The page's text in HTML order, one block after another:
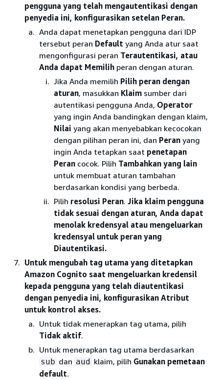
pengguna yang telah mengautentikasi dengan
penyedia ini, konfigurasikan setelan Peran.
Anda dapat menetapkan pengguna dari IDP
tersebut peran Default yang Anda atur saat
mengonfigurasi peran Terautentikasi, atau
Anda dapat Memilih peran dengan aturan.
Jika Anda memilih Pilih peran dengan
aturan, masukkan Klaim sumber dari
autentikasi pengguna Anda, Operator
yang ingin Anda bandingkan dengan klaim,
Nilai yang akan menyebabkan kecocokan
dengan pilihan peran ini, dan Peran yang
ingin Anda tetapkan saat penetapan
Peran cocok. Pilih Tambahkan yang lain
untuk membuat aturan tambahan
berdasarkan kondisi yang berbeda.
Pilih resolusi Peran. Jika klaim pengguna
tidak sesuai dengan aturan, Anda dapat
menolak kredensyal atau mengeluarkan
kredensyal untuk peran yang
Diautentikasi.
Untuk mengubah tag utama yang ditetapkan
Amazon Cognito saat mengeluarkan kredensil
kepada pengguna yang telah diautentikasi
dengan penyedia ini, konfigurasikan Atribut
untuk kontrol akses.
Untuk tidak menerapkan tag utama, pilih
Tidak aktif.
Untuk menerapkan tag utama berdasarkan
sub dan aud klaim, pilih Gunakan pemetaan
default.